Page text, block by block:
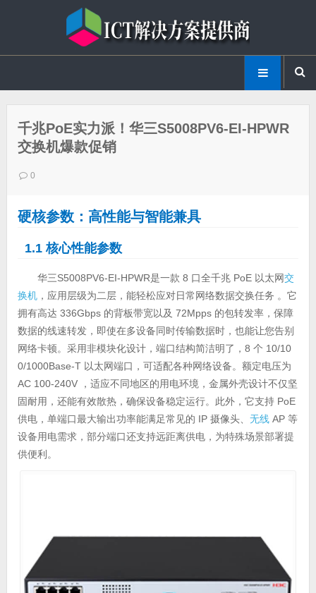
千兆PoE实力派！华三S5008PV6-EI-HPWR
交换机爆款促销
0
硬核参数：高性能与智能兼具
1.1 核心性能参数
华三S5008PV6-EI-HPWR是一款 8 口全千兆 PoE 以太网交
换机，应用层级为二层，能轻松应对日常网络数据交换任务 。它
拥有高达 336Gbps 的背板带宽以及 72Mpps 的包转发率，保障
数据的线速转发，即使在多设备同时传输数据时，也能让您告别
网络卡顿。采用非模块化设计，端口结构简洁明了，8 个 10/10
0/1000Base-T 以太网端口，可适配各种网络设备。额定电压为
AC 100-240V ，适应不同地区的用电环境，金属外壳设计不仅坚
固耐用，还能有效散热，确保设备稳定运行。此外，它支持 PoE
供电，单端口最大输出功率能满足常见的 IP 摄像头、 无线AP 等
设备用电需求，部分端口还支持远距离供电，为特殊场景部署提
供便利。